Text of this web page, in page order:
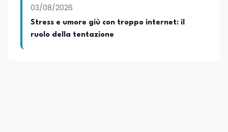
03/08/2026
Stress e umore giù con troppo internet: il
ruolo della tentazione